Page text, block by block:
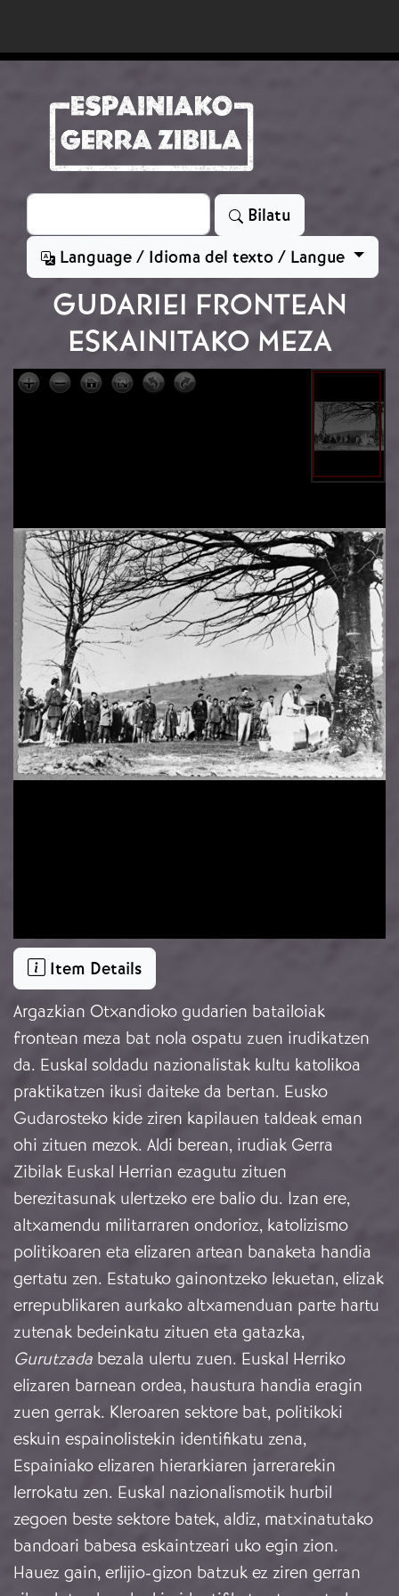
Bilatu
Bilatu
Language / Idioma del texto / Langue
GUDARIEI FRONTEAN
ESKAINITAKO MEZA
Irudia
Item Details
Argazkian Otxandioko gudarien batailoiak
frontean meza bat nola ospatu zuen irudikatzen
da. Euskal soldadu nazionalistak kultu katolikoa
praktikatzen ikusi daiteke da bertan. Eusko
Gudarosteko kide ziren kapilauen taldeak eman
ohi zituen mezok. Aldi berean, irudiak Gerra
Zibilak Euskal Herrian ezagutu zituen
berezitasunak ulertzeko ere balio du. Izan ere,
altxamendu militarraren ondorioz, katolizismo
politikoaren eta elizaren artean banaketa handia
gertatu zen. Estatuko gainontzeko lekuetan, elizak
errepublikaren aurkako altxamenduan parte hartu
zutenak bedeinkatu zituen eta gatazka,
Gurutzada bezala ulertu zuen. Euskal Herriko
elizaren barnean ordea, haustura handia eragin
zuen gerrak. Kleroaren sektore bat, politikoki
eskuin espainolistekin identifikatu zena,
Espainiako elizaren hierarkiaren jarrerarekin
lerrokatu zen. Euskal nazionalismotik hurbil
zegoen beste sektore batek, aldiz, matxinatutako
bandoari babesa eskaintzeari uko egin zion.
Hauez gain, erlijio-gizon batzuk ez ziren gerran